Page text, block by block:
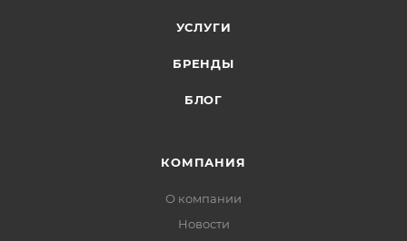
УСЛУГИ
БРЕНДЫ
БЛОГ
КОМПАНИЯ
О компании
Новости